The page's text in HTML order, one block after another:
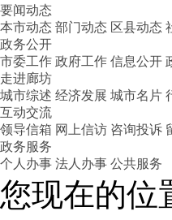
要闻动态
本市动态 部门动态 区县动态
政务公开
市委工作 政府工作 信息公开
走进廊坊
城市综述 经济发展 城市名片
互动交流
领导信箱 网上信访 咨询投诉
政务服务
个人办事 法人办事 公共服务
您现在的位